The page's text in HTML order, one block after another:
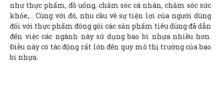
như thực phẩm, đồ uống, chăm sóc cá nhân, chăm sóc sức
khỏe,… Cùng với đó, nhu cầu về sự tiện lợi của người dùng
đối với thực phẩm đóng gói các sản phẩm tiêu dùng đã dẫn
đến việc các ngành này sử dụng bao bì nhựa nhiều hơn.
Điều này có tác động rất lớn đến quy mô thị trường của bao
bì nhựa.